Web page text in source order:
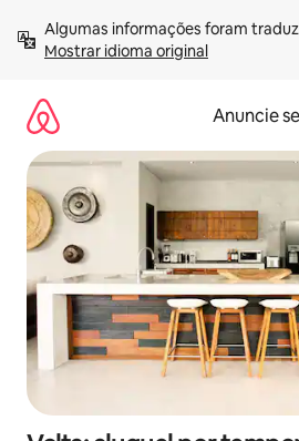
para
Mostrar idioma original
Anuncie